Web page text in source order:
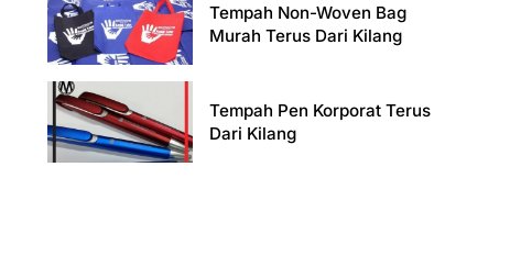
Tempah Non-Woven Bag
Murah Terus Dari Kilang
Tempah Pen Korporat Terus
Dari Kilang